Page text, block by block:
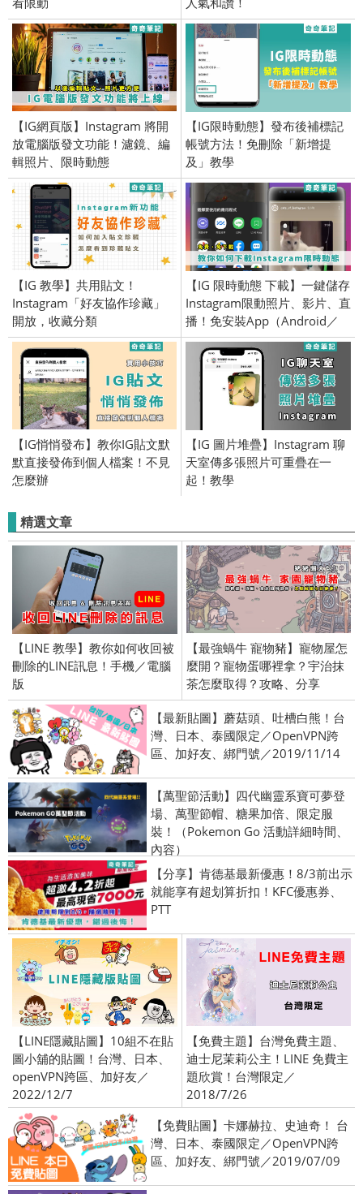
【IG網頁版】Instagram 將開
放電腦版發文功能！濾鏡、編
輯照片、限時動態
【IG限時動態】發布後補標記
帳號方法！免刪除「新增提
及」教學
【IG 教學】共用貼文！
Instagram「好友協作珍藏」
開放，收藏分類
【IG 限時動態 下載】一鍵儲存
Instagram限動照片、影片、直
播！免安裝App（Android／
iOS）
【IG悄悄發布】教你IG貼文默
默直接發佈到個人檔案！不見
怎麼辦
【IG 圖片堆疊】Instagram 聊
天室傳多張照片可重疊在一
起！教學
精選文章
【LINE 教學】教你如何收回被
刪除的LINE訊息！手機／電腦
版
【最強蝸牛 寵物豬】寵物屋怎
麼開？寵物蛋哪裡拿？宇治抹
茶怎麼取得？攻略、分享
【最新貼圖】蘑菇頭、吐槽白熊！台
灣、日本、泰國限定／OpenVPN跨
區、加好友、綁門號／2019/11/14
【萬聖節活動】四代幽靈系寶可夢登
場、萬聖節帽、糖果加倍、限定服
裝！（Pokemon Go 活動詳細時間、
內容）
【分享】肯德基最新優惠！8/3前出示
就能享有超划算折扣！KFC優惠券、
PTT
【LINE隱藏貼圖】10組不在貼
圖小舖的貼圖！台灣、日本、
openVPN跨區、加好友／
2022/12/7
【免費主題】台灣免費主題、
迪士尼茉莉公主！LINE 免費主
題欣賞！台灣限定／
2018/7/26
【免費貼圖】卡娜赫拉、史迪奇！ 台
灣、日本、泰國限定／OpenVPN跨
區、加好友、綁門號／2019/07/09